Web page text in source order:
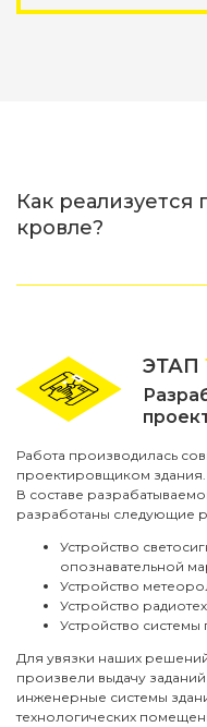
Как реализуется
кровле?
ЭТАП
Работа производилась
проектировщиком здания.
В составе
разработаны следующие
Устройство
опознавательной
Устройство
Устройство
Устройство
Для увязки наших
произвели выдачу
инженерные системы
технологических